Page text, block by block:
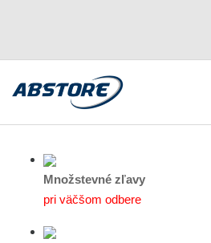
Množstevné zľavy
pri väčšom odbere